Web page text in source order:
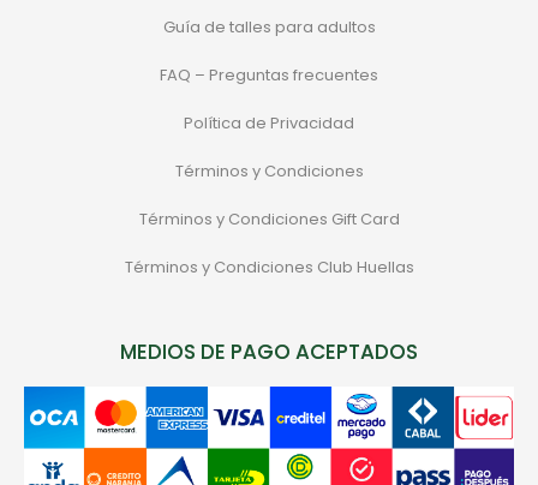
Guía de talles para adultos
FAQ – Preguntas frecuentes
Política de Privacidad
Términos y Condiciones
Términos y Condiciones Gift Card
Términos y Condiciones Club Huellas
MEDIOS DE PAGO ACEPTADOS